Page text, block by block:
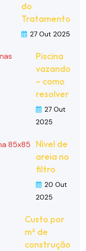
do
Tratamento
27 Out 2025
Piscina
vazando
– como
resolver
27 Out
2025
Nível de
areia no
filtro
20 Out
2025
Custo por
m² de
construção